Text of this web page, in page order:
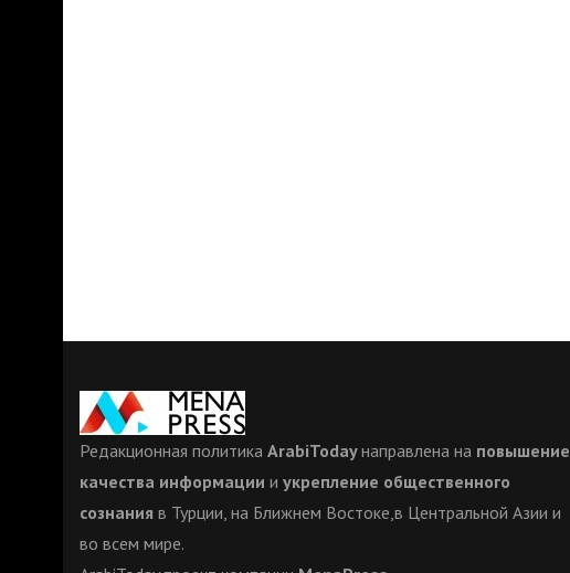
Редакционная политика ArabiTodayнаправлена на повышение
качества информации и укрепление общественного
сознания в Турции, на Ближнем Востоке,в Центральной Азии и
во всем мире.